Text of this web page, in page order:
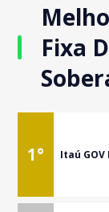
Fixa
1° Itaú GOV